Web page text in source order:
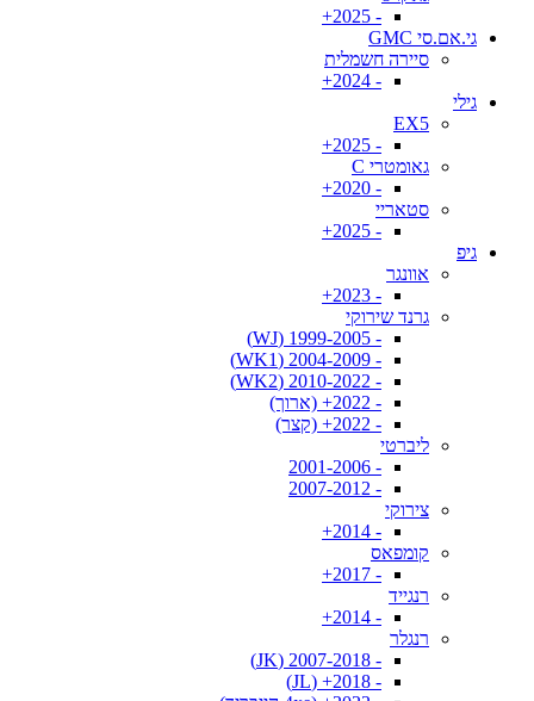
- 2025+
גי.אם.סי GMC
סיירה חשמלית
- 2024+
גילי
EX5
- 2025+
גאומטרי C
- 2020+
סטאריי
- 2025+
גיפ
אוונגר
- 2023+
גרנד שירוקי
- 1999-2005 (WJ)
- 2004-2009 (WK1)
- 2010-2022 (WK2)
- 2022+ (ארוך)
- 2022+ (קצר)
ליברטי
- 2001-2006
- 2007-2012
צירוקי
- 2014+
קומפאס
- 2017+
רנגייד
- 2014+
רנגלר
- 2007-2018 (JK)
- 2018+ (JL)